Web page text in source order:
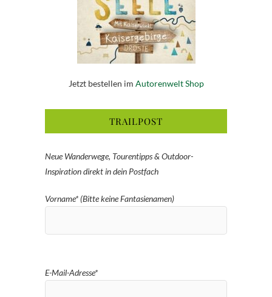
Jetzt bestellen im Autorenwelt Shop
TRAILPOST
Neue Wanderwege, Tourentipps & Outdoor-
Inspiration direkt in dein Postfach
Vorname* (Bitte keine Fantasienamen)
E-Mail-Adresse*